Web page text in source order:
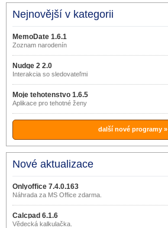
Nejnovější v kategorii
MemoDate 1.6.1
Zoznam narodenín
Nudge 2 2.0
Interakcia so sledovateľmi
Moje tehotenstvo 1.6.5
Aplikace pro tehotné ženy
další nové programy »
Nové aktualizace
Onlyoffice 7.4.0.163
Náhrada za MS Office zdarma.
Calcpad 6.1.6
Vědecká kalkulačka.